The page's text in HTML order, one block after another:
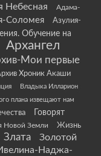
Небесная
Адама-
Соломея
Азулия-
Обучение на
Архангел
Мои первые
Хроник Акаши
Владыка Илларион
плана извещают нам
Говорят
Новой Земли
Жизнь
Злата
Золотой
Наджа-